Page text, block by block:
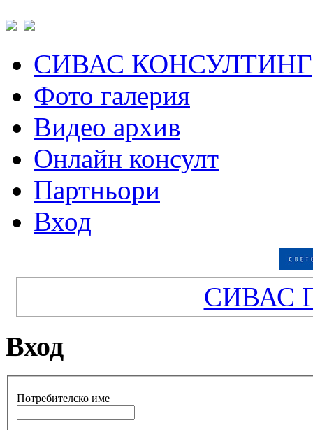
СИВАС КОНСУЛТИНГ
Фото галерия
Видео архив
Онлайн консулт
Партньори
Вход
СИВАС
Вход
Потребителско име